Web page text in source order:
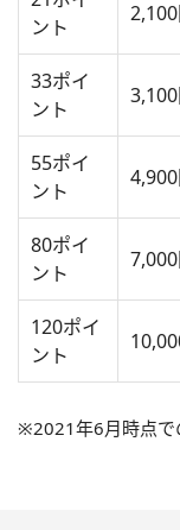
ント
33ポイ
ント
55ポイ
ント
80ポイ
ント
120ポイ
ント
※2021年6月時点で